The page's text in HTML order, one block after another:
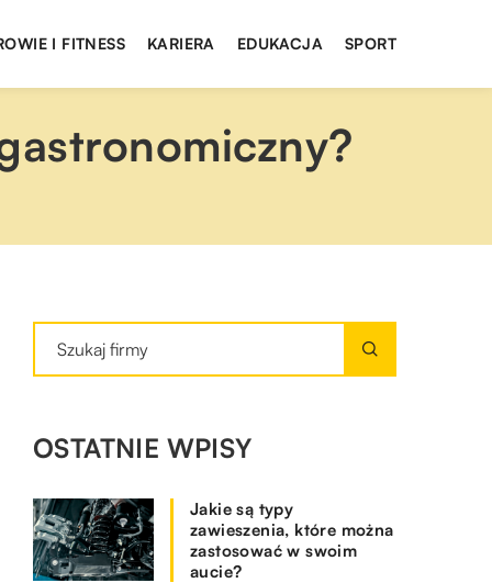
I FITNESS KARIERA EDUKACJA SPORT
OSTATNIE WPISY
Jakie są typy
zawieszenia, które można
zastosować w swoim
aucie?